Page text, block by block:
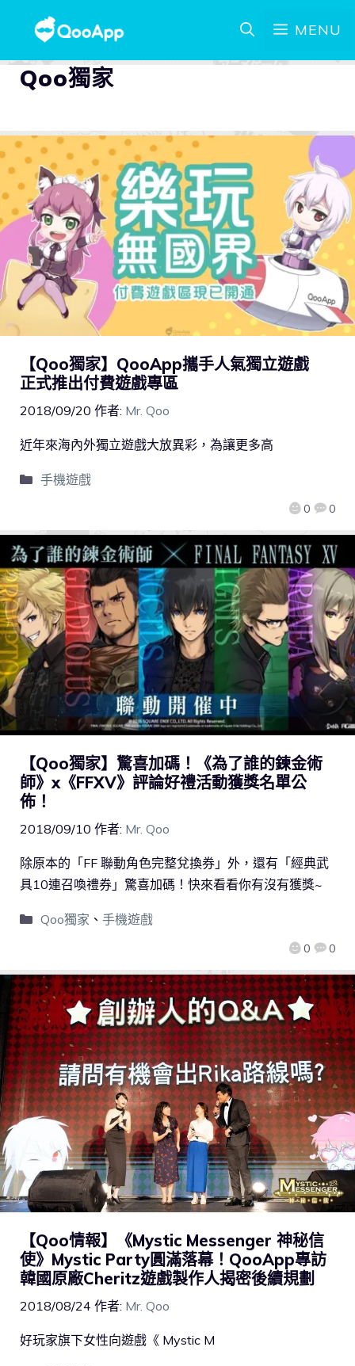
MENU
Qoo獨家
【Qoo獨家】QooApp攜手人氣獨立遊戲
正式推出付費遊戲專區
2018/09/20 作者: Mr. Qoo
0 0
近年來海內外獨立遊戲大放異彩，為讓更多高
手機遊戲
【Qoo獨家】驚喜加碼！《為了誰的鍊金術
師》x《FFXV》評論好禮活動獲獎名單公
佈！
2018/09/10 作者: Mr. Qoo
0 0
除原本的「FF 聯動角色完整兌換券」外，還有「經典武
具10連召喚禮券」驚喜加碼！快來看看你有沒有獲獎~
Qoo獨家 、 手機遊戲
【Qoo情報】《Mystic Messenger 神秘信
使》Mystic Party圓滿落幕！QooApp專訪
韓國原廠Cheritz遊戲製作人揭密後續規劃
2018/08/24 作者: Mr. Qoo
好玩家旗下女性向遊戲《 Mystic M